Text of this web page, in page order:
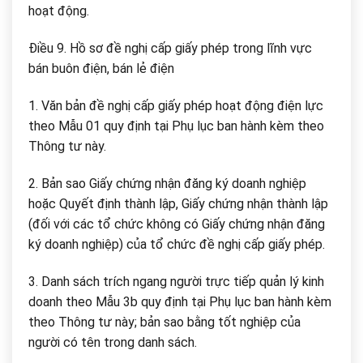
hoạt động.
Điều 9. Hồ sơ đề nghị cấp giấy phép trong lĩnh vực
bán buôn điện, bán lẻ điện
1. Văn bản đề nghị cấp giấy phép hoạt động điện lực
theo Mẫu 01 quy định tại Phụ lục ban hành kèm theo
Thông tư này.
2. Bản sao Giấy chứng nhận đăng ký doanh nghiệp
hoặc Quyết định thành lập, Giấy chứng nhận thành lập
(đối với các tổ chức không có Giấy chứng nhận đăng
ký doanh nghiệp) của tổ chức đề nghị cấp giấy phép.
3. Danh sách trích ngang người trực tiếp quản lý kinh
doanh theo Mẫu 3b quy định tại Phụ lục ban hành kèm
theo Thông tư này; bản sao bằng tốt nghiệp của
người có tên trong danh sách.